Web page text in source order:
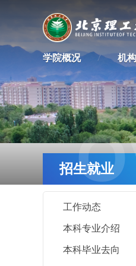
学院概况 机
招生就业
工作动态
本科专业介绍
本科毕业去向